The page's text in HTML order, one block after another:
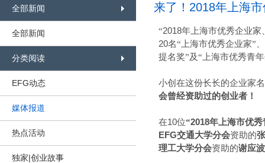
全部新闻
全部新闻
分类阅读
EFG动态
媒体报道
热点活动
独家|创业故事
来了！2018年上海
“2018年上海市优秀企业家
20名“上海市优秀企业家”、
提名奖”及“上海市优秀青
小创在这份长长的企业家
会曾经资助过的创业者！
在10位“2018年上海市优
EFG交通大学分会资助的
理工大学分会资助的谢应波